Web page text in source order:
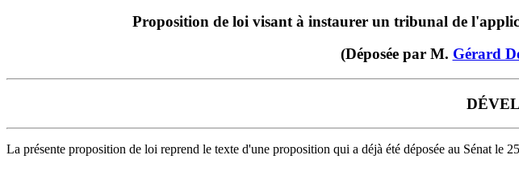
Proposition de loi visant à instaurer un tribunal de
(Déposée par M. Gérard
La présente proposition de loi reprend le texte d'une proposition qui a déjà été déposée au Sénat le